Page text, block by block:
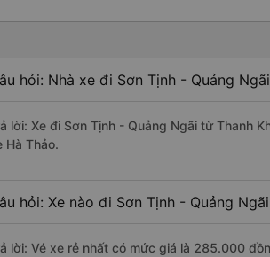
hỏi: Nhà xe đi Sơn Tịnh - Quảng
lời: Xe đi Sơn Tịnh - Quảng Ngãi từ Thanh
Hà Thảo.
hỏi: Xe nào đi Sơn Tịnh - Quảng
lời: Vé xe rẻ nhất có mức giá là 285.000